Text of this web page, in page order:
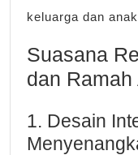
keluarga dan
Suasana
dan Ramah
1. Desain